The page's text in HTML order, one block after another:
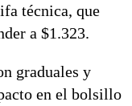
técnica, que
a $1.323.
graduales y
en el bolsillo